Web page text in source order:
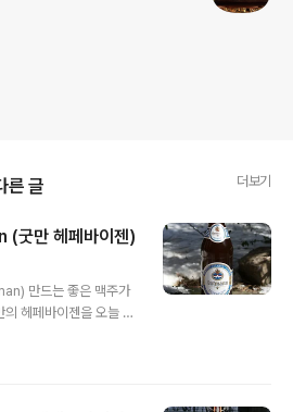
른 글 더보기
만 헤페바이젠)
만드는 좋은 맥주가
헤페바이젠을 오늘 시
크의 남쪽에 위치한